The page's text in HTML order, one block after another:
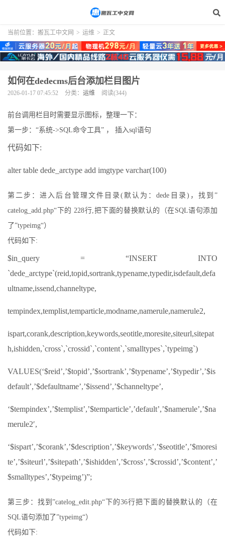
当前位置： 搬瓦工中文网 > 运维 > 正文
如何在dedecms后台添加栏目图片
2026-01-17 07:45:52 分类： 运维 阅读(344)
前台调用栏目时需要显示图标，整理一下：
第一步：“系统->SQL命令工具” ， 插入sql语句
代码如下:
alter table dede_arctype add imgtype varchar(100)
第二步：进入后台管理文件目录(默认为：dede目录)，找到”
catelog_add.php“下的 228行,把下面的替换默认的（在SQL语句添加
了”typeimg“）
代码如下:
$in_query = “INSERT INTO
`dede_arctype`(reid,topid,sortrank,typename,typedir,isdefault,defa
ultname,issend,channeltype,
tempindex,templist,temparticle,modname,namerule,namerule2,
ispart,corank,description,keywords,seotitle,moresite,siteurl,sitepat
h,ishidden,`cross`,`crossid`,`content`,`smalltypes`,`typeimg`)
VALUES(‘$reid’,’$topid’,’$sortrank’,’$typename’,’$typedir’,’$is
default’,’$defaultname’,’$issend’,’$channeltype’,
‘$tempindex’,’$templist’,’$temparticle’,’default’,’$namerule’,’$na
merule2′,
‘$ispart’,’$corank’,’$description’,’$keywords’,’$seotitle’,’$moresi
te’,’$siteurl’,’$sitepath’,’$ishidden’,’$cross’,’$crossid’,’$content’,’
$smalltypes’,’$typeimg’)”;
第三步：找到”catelog_edit.php“下的36行把下面的替换默认的（在
SQL语句添加了”typeimg“）
代码如下: